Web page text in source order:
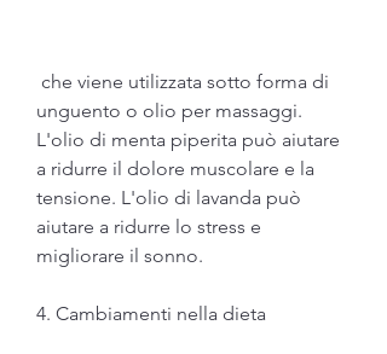
unguento o olio per massaggi.
L'olio di menta piperita può aiutare
a ridurre il dolore muscolare e la
tensione. L'olio di lavanda può
aiutare a ridurre lo stress e
migliorare il sonno.
4. Cambiamenti nella dieta